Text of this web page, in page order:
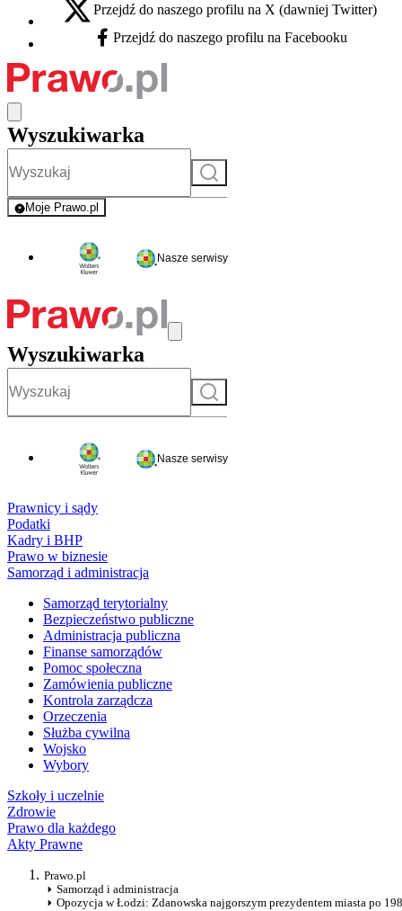
X - otwiera się w nowej karcie
Przejdź do naszego profilu na X (dawniej Twitter)
Facebook - otwiera się w nowej karcie
Przejdź do naszego profilu na Facebooku
Wyszukiwarka
Szukaj
Moje Prawo.pl
- rejestracja i logowanie do serwisu
Nasze serwisy
Wyszukiwarka
Szukaj
Nasze serwisy
Prawnicy i sądy
Podatki
Kadry i BHP
Prawo w biznesie
Samorząd i administracja
Samorząd terytorialny
Bezpieczeństwo publiczne
Administracja publiczna
Finanse samorządów
Pomoc społeczna
Zamówienia publiczne
Kontrola zarządcza
Orzeczenia
Służba cywilna
Wojsko
Wybory
Szkoły i uczelnie
Zdrowie
Prawo dla każdego
Akty Prawne
Prawo.pl
Samorząd i administracja
Opozycja w Łodzi: Zdanowska najgorszym prezydentem miasta po